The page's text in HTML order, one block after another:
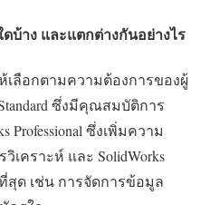
บ้าง และแตกต่างกันอย่างไร
เลือกตามความต้องการของผู้
ซึ่งมีคุณสมบัติการ
ซึ่งเพิ่มความ
เคราะห์ และ SolidWorks
สุด เช่น การจัดการข้อมูล